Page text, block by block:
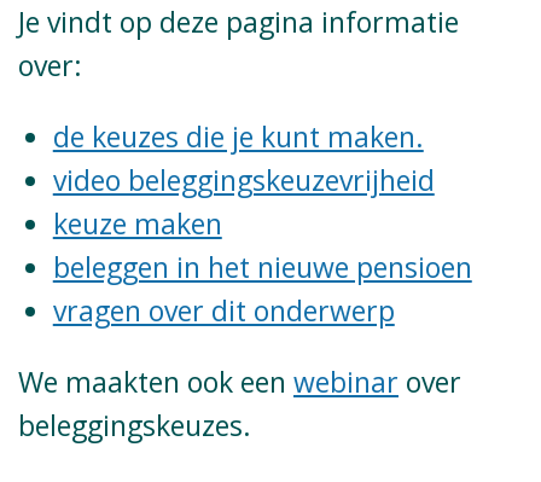
Je vindt op deze pagina informatie
over:
de keuzes die je kunt maken.
video beleggingskeuzevrijheid
keuze maken
beleggen in het nieuwe pensioen
vragen over dit onderwerp
We maakten ook een webinar over
beleggingskeuzes.